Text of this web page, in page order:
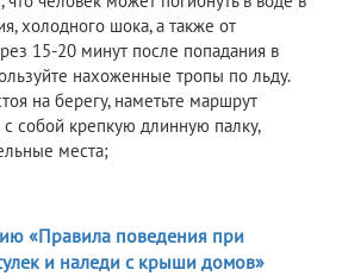
холодного шока, а также от
15-20 минут после попадания в
нахоженные тропы по льду.
на берегу, наметьте маршрут
собой крепкую длинную палку,
места;
«Правила поведения при
и наледи с крыши домов»